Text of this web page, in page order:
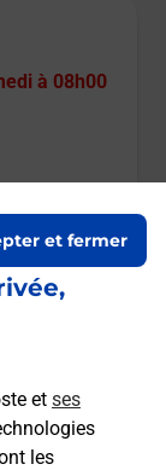
et ses
les
et fermer
à 08h00